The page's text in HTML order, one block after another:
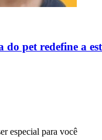
do pet redefine a
especial para você